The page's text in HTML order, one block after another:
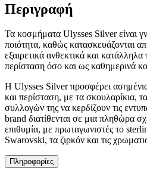
Περιγραφή
Τα κοσμήματα Ulysses Silver είναι
ποιότητα, καθώς κατασκευάζονται
εξαιρετικά ανθεκτικά και κατάλληλα
περίσταση όσο και ως καθημερινά
Η Ulysses Silver προσφέρει
και περίσταση, με τα σκουλαρίκια,
συλλογών της να κερδίζουν τις
brand διατίθενται σε μια πληθώρα
επιθυμία, με πρωταγωνιστές το
Swarovski, τα ζιρκόν και τις
Πληροφορίες